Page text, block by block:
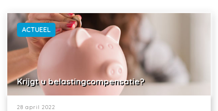
ACTUEEL
Krijgt u belastingcompensatie?
28 april 2022